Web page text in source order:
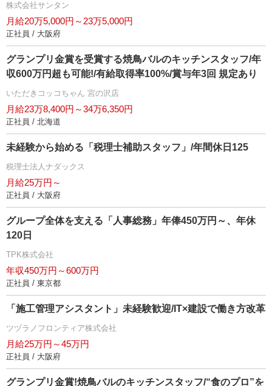
株式会社サンタン
月給20万5,000円～23万5,000円
正社員 / 大阪府
グランプリ金賞を受賞する焼鳥バルのキッチンスタッフ/年
収600万円超も可能!/有給取得率100%/賞与年3回 規定あり
いただきコッコちゃん 宮の沢店
月給23万8,400円～34万6,350円
正社員 / 北海道
未経験から始める「税理士補助スタッフ」/年間休日125
税理士法人ナダックス
月給25万円～
正社員 / 大阪府
グループ全体を支える「人事総務」年俸450万円～、年休
120日
TPK株式会社
年収450万円～600万円
正社員 / 東京都
「施工管理アシスタント」未経験歓迎/IT×建設で働き方改革
ツヅラノフロンティア株式会社
月給25万円～45万円
正社員 / 大阪府
グランプリ金賞!焼鳥バルのキッチンスタッフ/“食のプロ”を